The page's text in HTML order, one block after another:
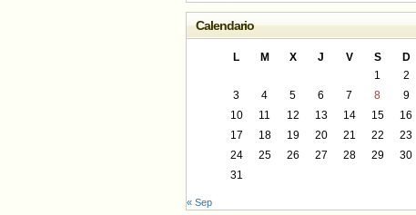
Calendario
L M X J V S
D
1
2
3
4 5 6 7 8
9
10
11 12 13 14 15
16
17
18 19 20 21 22
23
24
25 26 27 28 29
30
31
« Sep